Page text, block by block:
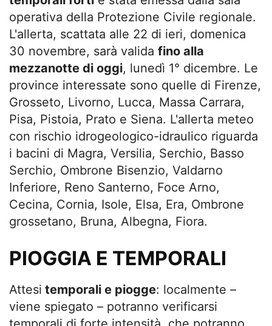
operativa della Protezione Civile regionale.
L'allerta, scattata alle 22 di ieri, domenica
30 novembre, sarà valida fino alla
mezzanotte di oggi, lunedì 1° dicembre. Le
province interessate sono quelle di Firenze,
Grosseto, Livorno, Lucca, Massa Carrara,
Pisa, Pistoia, Prato e Siena. L'allerta meteo
con rischio idrogeologico-idraulico riguarda
i bacini di Magra, Versilia, Serchio, Basso
Serchio, Ombrone Bisenzio, Valdarno
Inferiore, Reno Santerno, Foce Arno,
Cecina, Cornia, Isole, Elsa, Era, Ombrone
grossetano, Bruna, Albegna, Fiora.
PIOGGIA E TEMPORALI
Attesi temporali e piogge: localmente –
viene spiegato – potranno verificarsi